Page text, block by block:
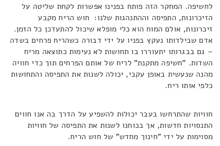
לחשיפה. המחקר הזה פותח בפנינו אפשרות לקחת שליטה על
הזיכרונות, התפיסה וההתנהגות שלנו: חוש הריח מקבע
זיכרונות, אולם המוח הוא כלי מופלא שיכול להתעדכן כל הזמן.
אדם שבילדותו נעקץ בפניו על ידי דבורה כשהריח פרחים בשדה
– גם בבגרותו יתעוררו בו תחושות לא נעימות כתוצאה מריח
השדות. "חשיפה מתקנת" לריח של אותם הפרחים תוך כדי חוויה
מהנה שנעשית באופן עקבי, יכולה לשנות את התפיסה והתחושות
כלפי אותו ריח.
חוויות שהתרחשו בעבר יכולות להשפיע על הדרך בה אנו חווים
התנסויות חדשות, אך בכוחנו לשנות את התפיסה של חוויות
מסוימות על ידי "חינוך מחדש" של חוש הריח.